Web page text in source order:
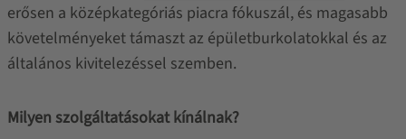
erősen a középkategóriás piacra fókuszál, és magasabb
követelményeket támaszt az épületburkolatokkal és az
általános kivitelezéssel szemben.
Milyen szolgáltatásokat kínálnak?